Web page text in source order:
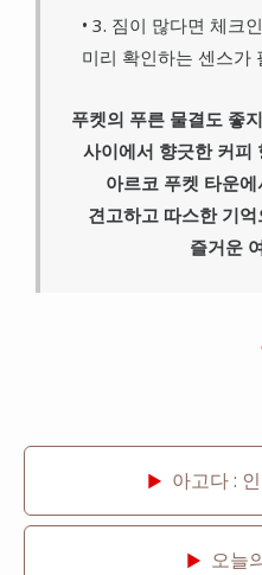
• 3. 짐이 많다면 체크
미리 확인하는 센스가
푸켓의 푸른 물결도 좋
사이에서 향긋한 커피
아르코 푸켓 타운
견고하고 따스한 기
즐거운
▶ 아고다 :
▶ 오늘